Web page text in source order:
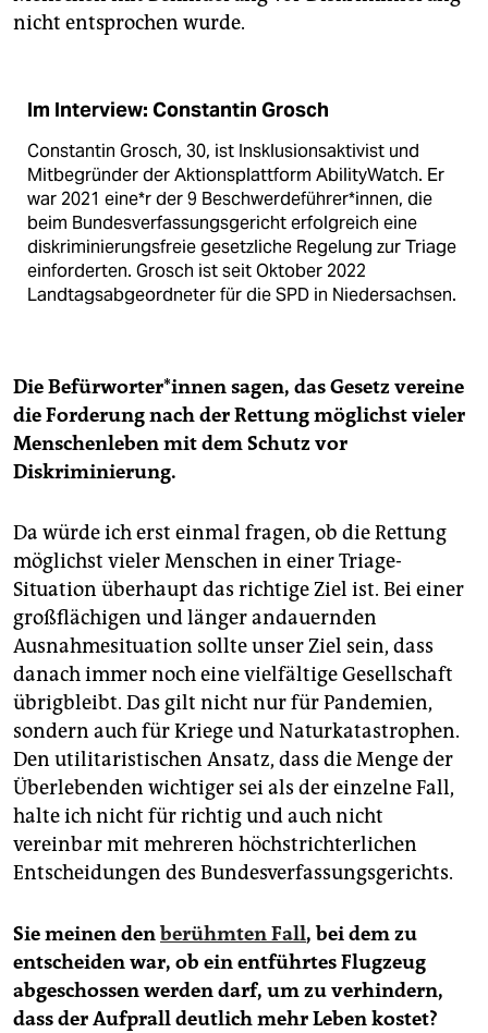
nicht entsprochen wurde.
Im Interview: Constantin Grosch
Constantin Grosch, 30, ist Insklusionsaktivist und
Mitbegründer der Aktionsplattform AbilityWatch. Er
war 2021 ei­ne*r der 9 Beschwerdeführer*innen, die
beim Bundesverfassungsgericht erfolgreich eine
diskriminierungsfreie gesetzliche Regelung zur Triage
einforderten. Grosch ist seit Oktober 2022
Landtagsabgeordneter für die SPD in Niedersachsen.
Die Be­für­wor­te­r*in­nen sagen, das Gesetz vereine
die Forderung nach der Rettung möglichst vieler
Menschenleben mit dem Schutz vor
Diskriminierung.
Da würde ich erst einmal fragen, ob die Rettung
möglichst vieler Menschen in einer Triage-
Situation überhaupt das richtige Ziel ist. Bei einer
großflächigen und länger andauernden
Ausnahmesituation sollte unser Ziel sein, dass
danach immer noch eine vielfältige Gesellschaft
übrigbleibt. Das gilt nicht nur für Pandemien,
sondern auch für Kriege und Naturkatastrophen.
Den utilitaristischen Ansatz, dass die Menge der
Überlebenden wichtiger sei als der einzelne Fall,
halte ich nicht für richtig und auch nicht
vereinbar mit mehreren höchstrichterlichen
Entscheidungen des Bundesverfassungsgerichts.
Sie meinen denberühmten Fall, bei dem zu
entscheiden war, ob ein entführtes Flugzeug
abgeschossen werden darf, um zu verhindern,
dass der Aufprall deutlich mehr Leben kostet?